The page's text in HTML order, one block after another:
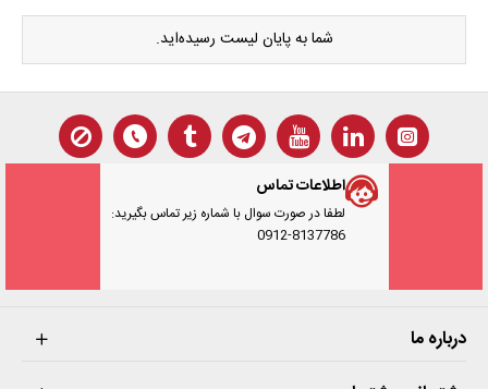
شما به پایان لیست رسیده‌اید.
اطلاعات تماس
لطفا در صورت سوال با شماره زیر تماس بگیرید:
0912-8137786
درباره ما